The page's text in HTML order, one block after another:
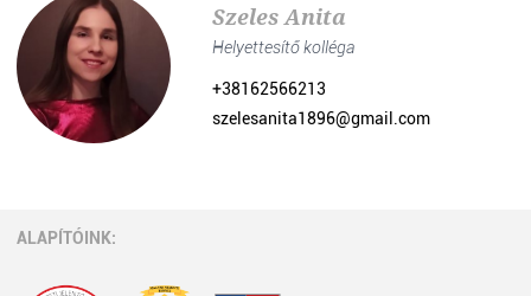
Szeles Anita
Helyettesítő kolléga
+38162566213
szelesanita1896@gmail.com
ALAPÍTÓINK: